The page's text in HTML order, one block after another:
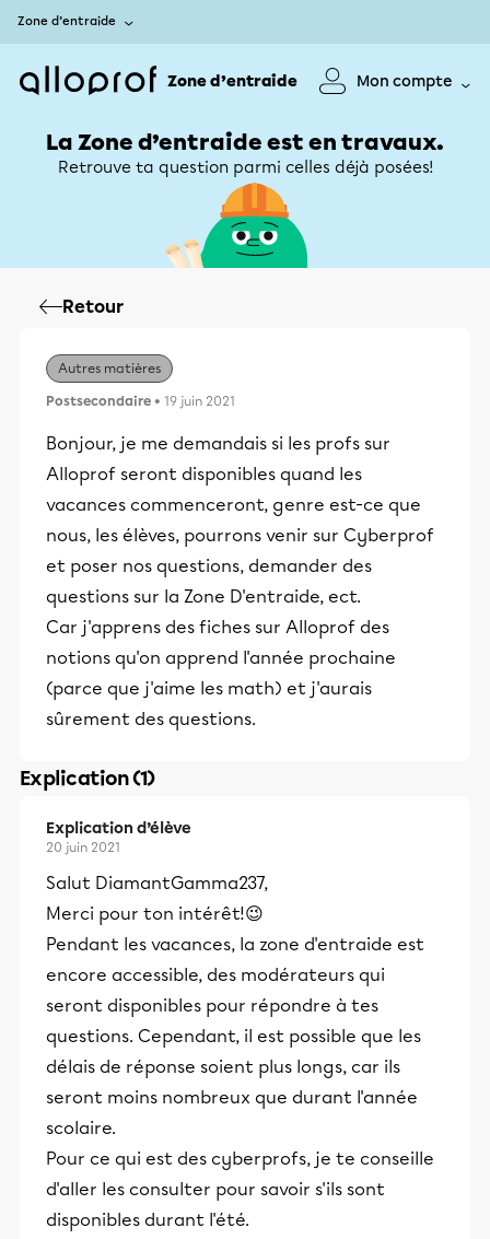
Zone d’entraide
Zone d’entraide Mon compte
La Zone d’entraide est en travaux.
Retrouve ta question parmi celles déjà posées!
Retour
Autres matières
Postsecondaire • 19 juin 2021
Bonjour, je me demandais si les profs sur
Alloprof seront disponibles quand les
vacances commenceront, genre est-ce que
nous, les élèves, pourrons venir sur Cyberprof
et poser nos questions, demander des
questions sur la Zone D'entraide, ect.
Car j'apprens des fiches sur Alloprof des
notions qu'on apprend l'année prochaine
(parce que j'aime les math) et j'aurais
sûrement des questions.
Explication (1)
Explication d’élève
20 juin 2021
Salut DiamantGamma237,
Merci pour ton intérêt!😉
Pendant les vacances, la zone d'entraide est
encore accessible, des modérateurs qui
seront disponibles pour répondre à tes
questions. Cependant, il est possible que les
délais de réponse soient plus longs, car ils
seront moins nombreux que durant l'année
scolaire.
Pour ce qui est des cyberprofs, je te conseille
d'aller les consulter pour savoir s'ils sont
disponibles durant l'été.